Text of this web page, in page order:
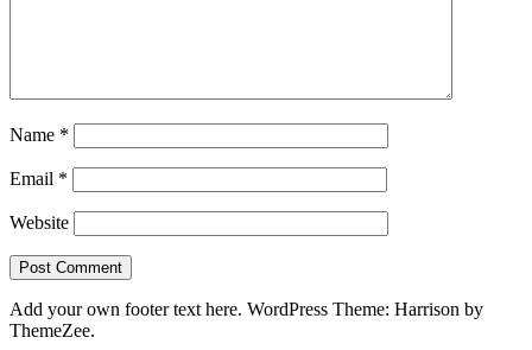
Name *
Email *
Website
Add your own footer text here. WordPress Theme: Harrison by
ThemeZee.